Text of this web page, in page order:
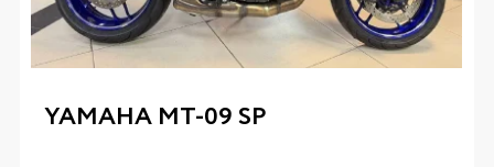
YAMAHA MT-09 SP